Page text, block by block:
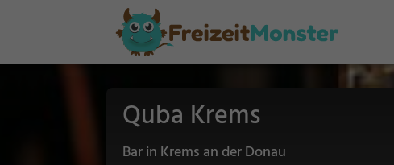
Quba Krems
Bar in Krems an der Donau